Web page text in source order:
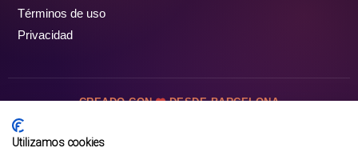
Términos de uso
Privacidad
CREADO CON DESDE BARCELONA
Utilizamos cookies